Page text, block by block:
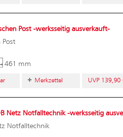
Post -werksseitig ausverkauft-
Post
461 mm
Merkzettel UVP 139,90
Netz Notfalltechnik -werksseitig
Notfalltechnik